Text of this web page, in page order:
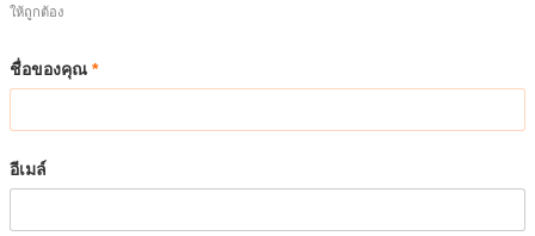
ให้ถูกต้อง
ชื่อของคุณ *
อีเมล์